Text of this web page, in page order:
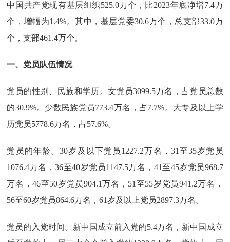
中国共产党现有基层组织525.0万个，比2023年底净增7.4万
个，增幅为1.4%。其中，基层党委30.6万个，总支部33.0万
个，支部461.4万个。
一、党员队伍情况
党员的性别、民族和学历。女党员3099.5万名，占党员总数
的30.9%。少数民族党员773.4万名，占7.7%。大专及以上学
历党员5778.6万名，占57.6%。
党员的年龄。30岁及以下党员1227.2万名，31至35岁党员
1076.4万名，36至40岁党员1147.5万名，41至45岁党员968.7
万名，46至50岁党员904.1万名，51至55岁党员941.2万名，
56至60岁党员864.6万名，61岁及以上党员2897.3万名。
党员的入党时间。新中国成立前入党的5.4万名，新中国成立